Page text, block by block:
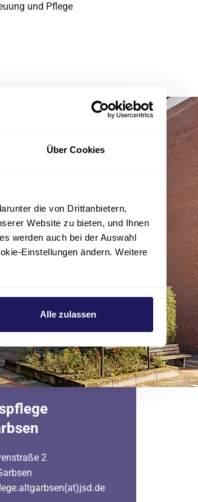
Über Cookies
die von Drittanbietern,
Website zu bieten, und Ihnen
werden auch bei der Auswahl
Einstellungen ändern. Weitere
Alle zulassen
und Pflege
2